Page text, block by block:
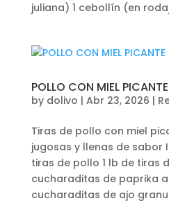
juliana) 1 cebollín (en
POLLO CON MIEL PICANTE
by dolivo | Abr 23, 2026 |
Tiras de pollo con miel
jugosas y llenas de sabor
tiras de pollo 1 lb de tiras
cucharaditas de paprika
cucharaditas de ajo